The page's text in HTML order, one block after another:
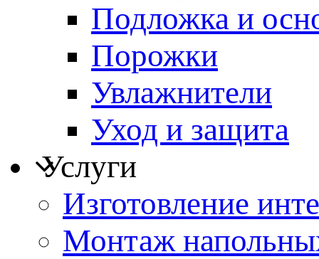
Подложка и
Порожки
Увлажнители
Уход и защита
Услуги
Изготовление
Монтаж